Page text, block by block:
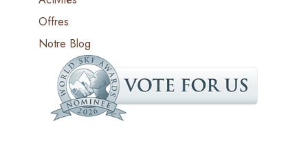
Offres
Notre Blog